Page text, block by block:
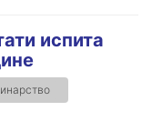
испита